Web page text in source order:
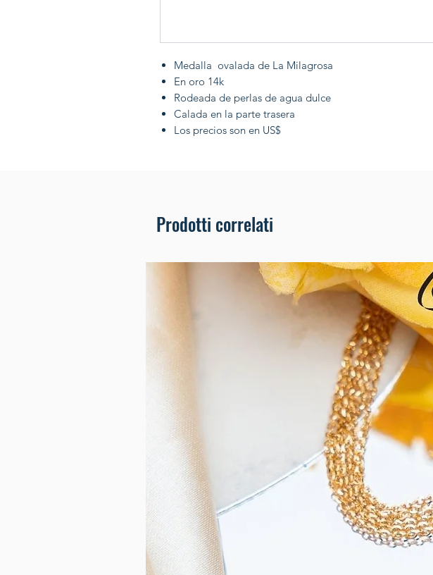
Medalla ovalada de La Milagrosa
En oro 14k
Rodeada de perlas de agua dulce
Calada en la parte trasera
Los precios son en US$
Prodotti correlati